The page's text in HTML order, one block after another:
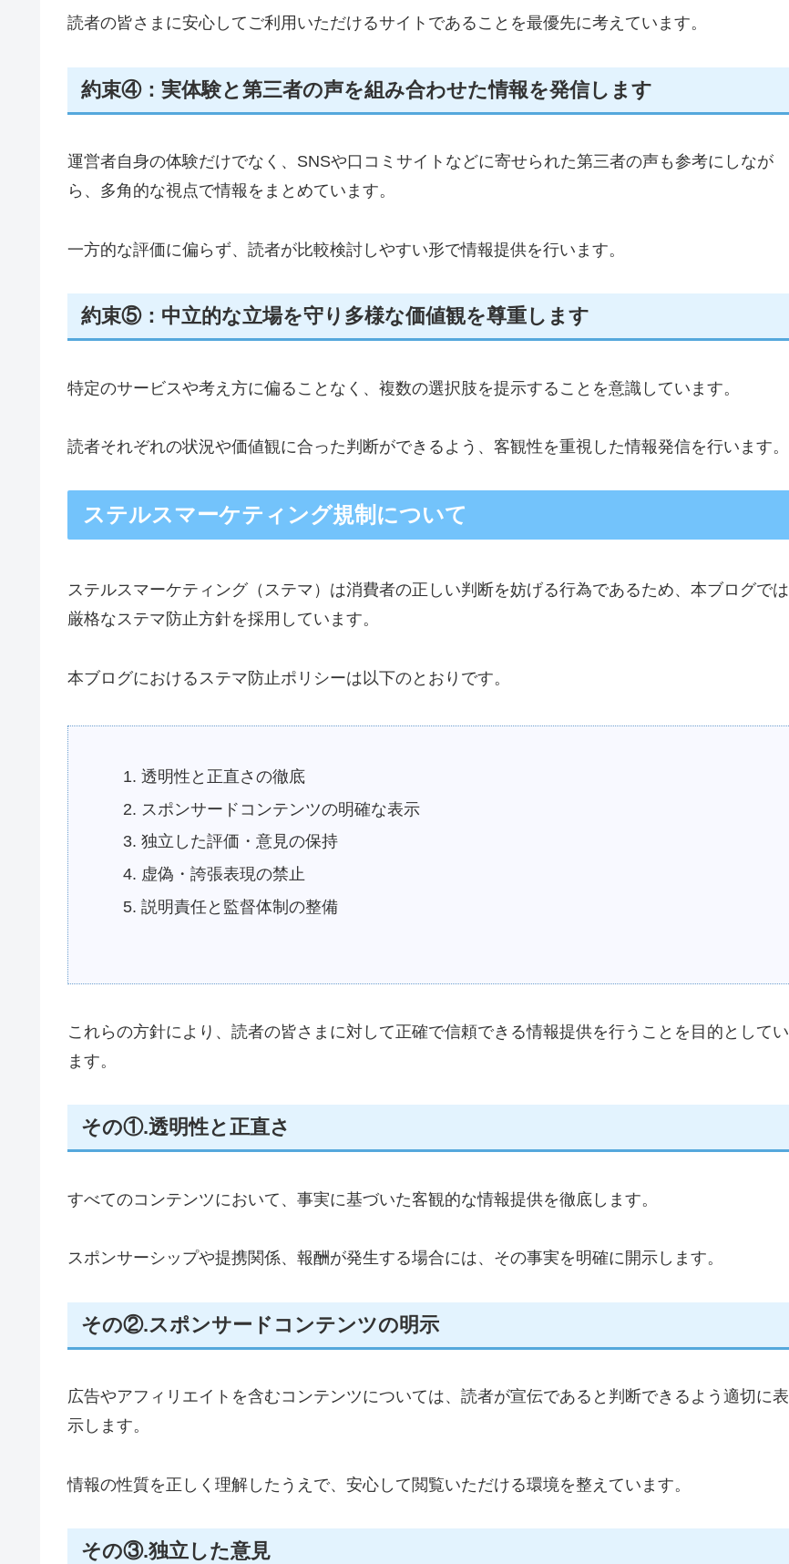
読者の皆さまに安心してご利用いただけるサイトであることを最優先に考えています。
約束④：実体験と第三者の声を組み合わせた情報を発信します
運営者自身の体験だけでなく、SNSや口コミサイトなどに寄せられた第三者の声も参考にしなが
ら、多角的な視点で情報をまとめています。
一方的な評価に偏らず、読者が比較検討しやすい形で情報提供を行います。
約束⑤：中立的な立場を守り多様な価値観を尊重します
特定のサービスや考え方に偏ることなく、複数の選択肢を提示することを意識しています。
読者それぞれの状況や価値観に合った判断ができるよう、客観性を重視した情報発信を行います。
ステルスマーケティング規制について
ステルスマーケティング（ステマ）は消費者の正しい判断を妨げる行為であるため、本ブログでは
厳格なステマ防止方針を採用しています。
本ブログにおけるステマ防止ポリシーは以下のとおりです。
透明性と正直さの徹底
スポンサードコンテンツの明確な表示
独立した評価・意見の保持
虚偽・誇張表現の禁止
説明責任と監督体制の整備
これらの方針により、読者の皆さまに対して正確で信頼できる情報提供を行うことを目的としてい
ます。
その①.透明性と正直さ
すべてのコンテンツにおいて、事実に基づいた客観的な情報提供を徹底します。
スポンサーシップや提携関係、報酬が発生する場合には、その事実を明確に開示します。
その②.スポンサードコンテンツの明示
広告やアフィリエイトを含むコンテンツについては、読者が宣伝であると判断できるよう適切に表
示します。
情報の性質を正しく理解したうえで、安心して閲覧いただける環境を整えています。
その③.独立した意見